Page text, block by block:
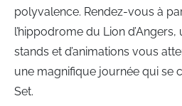
polyvalence. Rendez-vous à
l’hippodrome du Lion
stands et d’animations vous
une magnifique journée qui se
Set.